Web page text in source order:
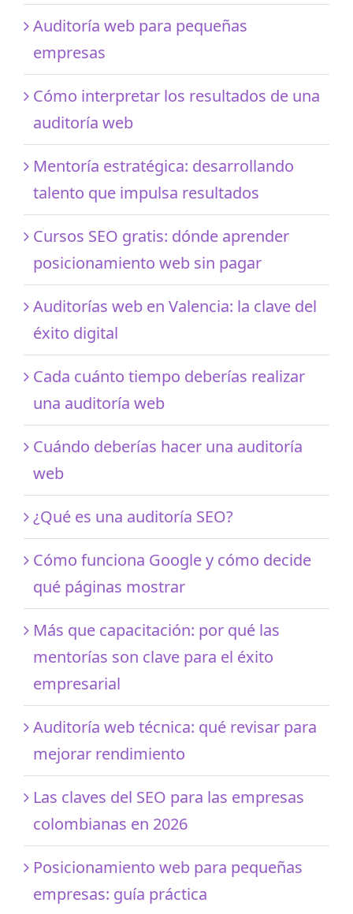
Auditoría web para pequeñas
empresas
Cómo interpretar los resultados de una
auditoría web
Mentoría estratégica: desarrollando
talento que impulsa resultados
Cursos SEO gratis: dónde aprender
posicionamiento web sin pagar
Auditorías web en Valencia: la clave del
éxito digital
Cada cuánto tiempo deberías realizar
una auditoría web
Cuándo deberías hacer una auditoría
web
¿Qué es una auditoría SEO?
Cómo funciona Google y cómo decide
qué páginas mostrar
Más que capacitación: por qué las
mentorías son clave para el éxito
empresarial
Auditoría web técnica: qué revisar para
mejorar rendimiento
Las claves del SEO para las empresas
colombianas en 2026
Posicionamiento web para pequeñas
empresas: guía práctica